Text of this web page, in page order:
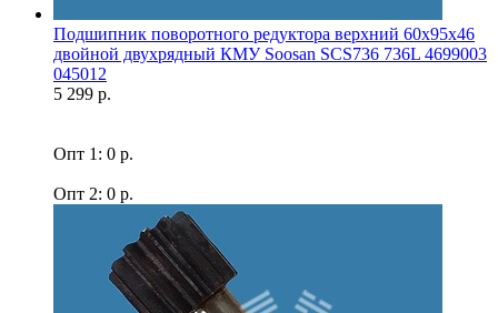
Подшипник поворотного редуктора верхний 60x95x46
двойной двухрядный КМУ Soosan SCS736 736L 4699003
045012
5 299 р.
Опт 1: 0 р.
Опт 2: 0 р.